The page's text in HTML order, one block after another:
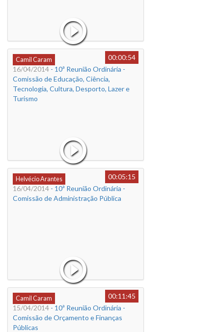
Camil Caram
00:00:54
16/04/2014 - 10ª Reunião Ordinária -
Comissão de Educação, Ciência,
Tecnologia, Cultura, Desporto, Lazer e
Turismo
Helvécio Arantes
00:05:15
16/04/2014 - 10ª Reunião Ordinária -
Comissão de Administração Pública
Camil Caram
00:11:45
15/04/2014 - 10ª Reunião Ordinária -
Comissão de Orçamento e Finanças
Públicas